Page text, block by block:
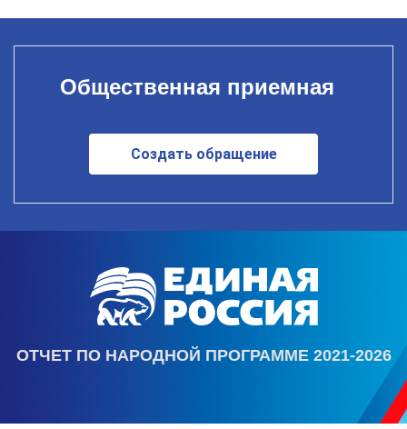
Общественная приемная
Создать обращение
ОТЧЕТ ПО НАРОДНОЙ ПРОГРАММЕ 2021-2026